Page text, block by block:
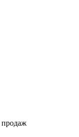
продаж